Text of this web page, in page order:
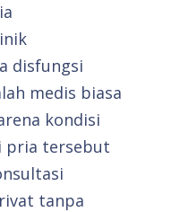
disfungsi
medis biasa
kondisi
pria tersebut
tanpa